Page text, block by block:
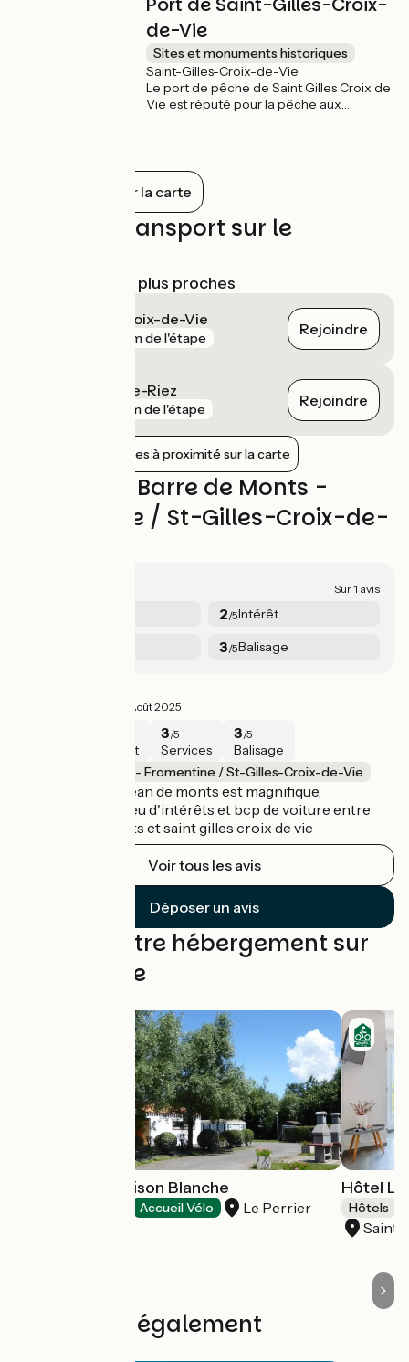
de-Vie
Sites et monuments historiques
Saint-Gilles-Croix-de-Vie
Le port de pêche de Saint Gilles Croix de
Vie est réputé pour la pêche aux
sardine à Saint-Gilles-Croix-de-Vie a été
inscrite en 2018 à l’inventaire du
Patrimoine Culturel Immatériel de la
France.
Tout afficher sur la carte
Trains et transport sur le
Gares SNCF les plus proches
Saint-Gilles-Croix-de-Vie
74 m de l'étape Rejoindre
Saint-Hilaire-de-Riez
2 km de l'étape Rejoindre
Afficher les gares à proximité sur la carte
Avis sur La Barre de Monts -
Fromentine / St-Gilles-Croix-de-
Sur 1 avis
2/5Intérêt
3/5Balisage
Août 2025
Intérêt
3/5
Services
3/5
Balisage
La Barre de Monts - Fromentine / St-Gilles-Croix-de-Vie
La forêt de saint jean de monts est magnifique,
cependant très peu d'intérêts et bcp de voiture entre
saint jean de monts et saint gilles croix de vie
Voir tous les avis
Déposer un avis
Trouvez votre hébergement sur
cette étape
Camping La Maison Blanche
Accueil Vélo Le Perrier
Hôtel
Hôtels
Saint-
Découvrez également